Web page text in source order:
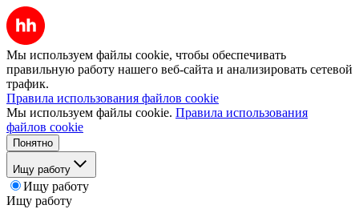
Мы используем файлы cookie, чтобы обеспечивать
правильную работу нашего веб-сайта и анализировать сетевой
трафик.
Правила использования файлов cookie
Мы используем файлы cookie. Правила использования
файлов cookie
Понятно
Ищу работу
Ищу работу
Ищу работу